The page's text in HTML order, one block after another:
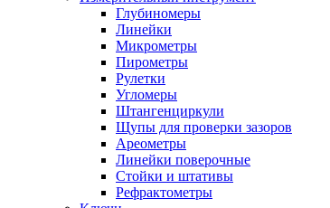
Глубиномеры
Линейки
Микрометры
Пирометры
Рулетки
Угломеры
Штангенциркули
Щупы для проверки зазоров
Ареометры
Линейки поверочные
Стойки и штативы
Рефрактометры